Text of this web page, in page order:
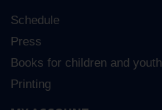
Schedule
Press
Books for children and youth
Printing